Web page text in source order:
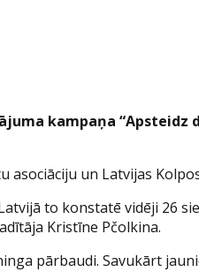
kampaņa “Apsteidz
asociāciju un Latvijas
to konstatē vidēji 26
Kristīne Pčolkina.
pārbaudi. Savukārt